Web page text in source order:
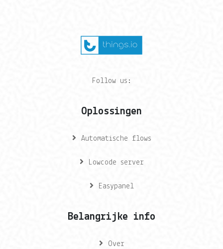
Follow us:
Oplossingen
Automatische flows
Lowcode server
Easypanel
Belangrijke info
Over